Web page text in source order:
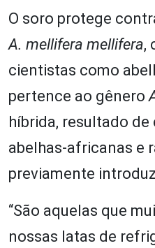
O soro protege
A. mellifera mellifera,
cientistas como
pertence ao gênero
híbrida, resultado
abelhas-africanas e
previamente
“São aquelas que
nossas latas de